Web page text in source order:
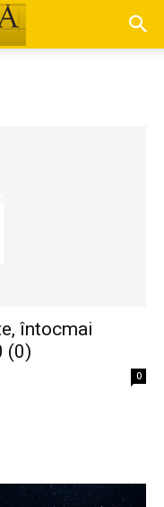
întocmai
(0)
0